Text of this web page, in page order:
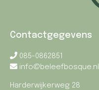
Contactgegevens
085-0862851
info@beleefbosque.nl
Harderwijkerweg 28